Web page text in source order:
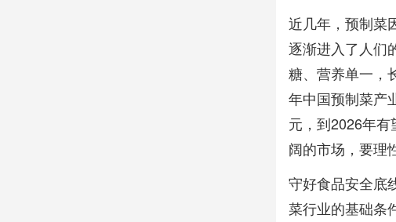
近几年，预制菜
逐渐进入了人们
糖、营养单一，
年中国预制菜产
元，到2026年
阔的市场，要理
守好食品安全底
菜行业的基础条